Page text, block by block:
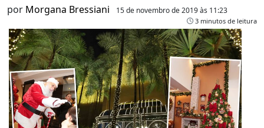
por Morgana Bressiani 15 de novembro de 2019 às 11:23
3 minutos de leitura